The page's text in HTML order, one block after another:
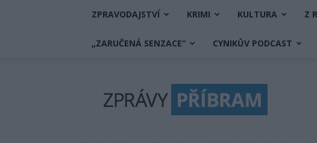
ZPRAVODAJSTVÍ KRIMI KULTURA Z
„ZARUČENÁ SENZACE“ CYNIKŮV PODCAST
Příbram